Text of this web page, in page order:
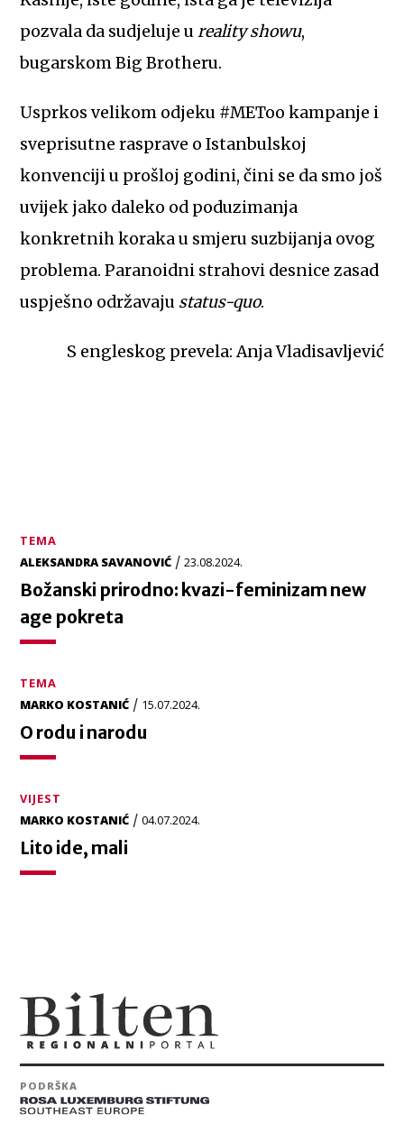
pozvala da sudjeluje ureality showu,
bugarskom Big Brotheru.
Usprkos velikom odjeku #METoo kampanje i
sveprisutne rasprave o Istanbulskoj
konvenciji u prošloj godini, čini se da smo još
uvijek jako daleko od poduzimanja
konkretnih koraka u smjeru suzbijanja ovog
problema. Paranoidni strahovi desnice zasad
uspješno održavaju status-quo.
S engleskog prevela: Anja Vladisavljević
TEMA
ALEKSANDRA SAVANOVIĆ /23.08.2024.
Božanski prirodno: kvazi-feminizam new
age pokreta
TEMA
MARKO KOSTANIĆ / 15.07.2024.
O rodu i narodu
VIJEST
MARKO KOSTANIĆ /04.07.2024.
Lito ide, mali
PODRŠKA